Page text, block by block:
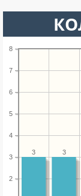
2
3
4
5
6
7
8
3
3